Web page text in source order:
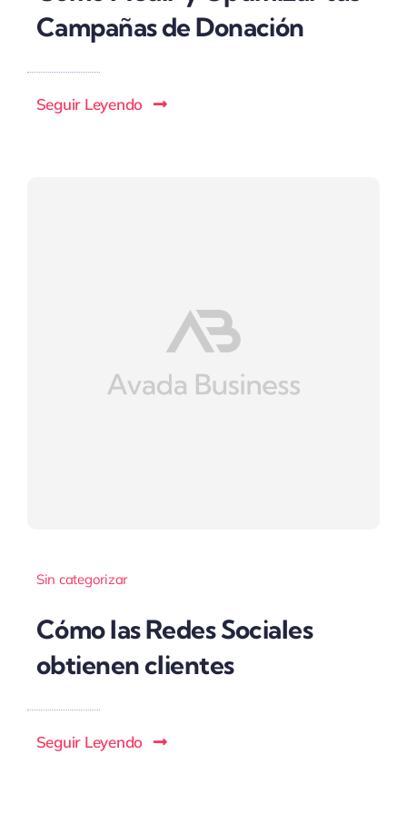
Campañas de Donación
Seguir Leyendo
Sin categorizar
Cómo las Redes Sociales
obtienen clientes
Seguir Leyendo